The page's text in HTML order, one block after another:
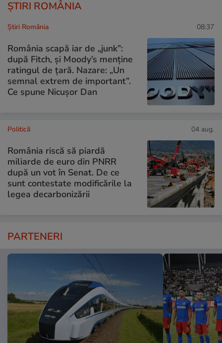
ȘTIRI ROMÂNIA
Știri România 08:37
România scapă iar de „junk”:
după Fitch, și Moody’s menține
ratingul de țară. Nazare: „Un
semnal extrem de important”.
Ce spune Nicușor Dan
Politică 04 aug.
România riscă să piardă
miliarde de euro din PNRR
după un vot în Senat. De ce
sunt contestate modificările la
legea decarbonizării
PARTENERI